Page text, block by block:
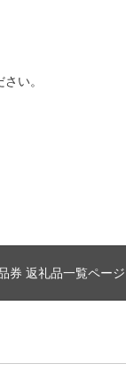
い。
券 返礼品一覧ページ